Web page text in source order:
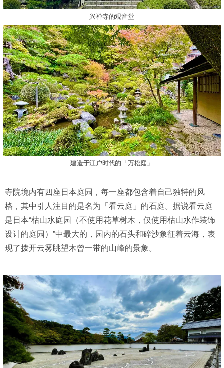
兴禅寺的观音堂
建造于江户时代的「万松庭」
寺院境内有四座日本庭园，每一座都包含着自己独特的风
格，其中引人注目的是名为「看云庭」的石庭。据说看云庭
是日本“枯山水庭园（不使用花草树木，仅使用枯山水作装饰
设计的庭园）”中最大的，园内的石头和碎沙象征着云海，表
现了拨开云雾眺望木曾一带的山峰的景象。